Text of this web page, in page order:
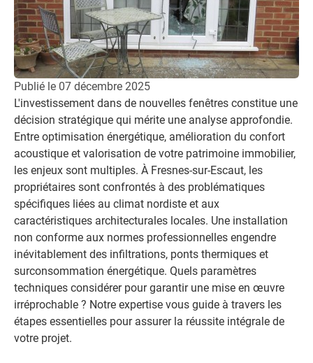
Publié le 07 décembre 2025
L'investissement dans de nouvelles fenêtres constitue une
décision stratégique qui mérite une analyse approfondie.
Entre optimisation énergétique, amélioration du confort
acoustique et valorisation de votre patrimoine immobilier,
les enjeux sont multiples. À Fresnes-sur-Escaut, les
propriétaires sont confrontés à des problématiques
spécifiques liées au climat nordiste et aux
caractéristiques architecturales locales. Une installation
non conforme aux normes professionnelles engendre
inévitablement des infiltrations, ponts thermiques et
surconsommation énergétique. Quels paramètres
techniques considérer pour garantir une mise en œuvre
irréprochable ? Notre expertise vous guide à travers les
étapes essentielles pour assurer la réussite intégrale de
votre projet.